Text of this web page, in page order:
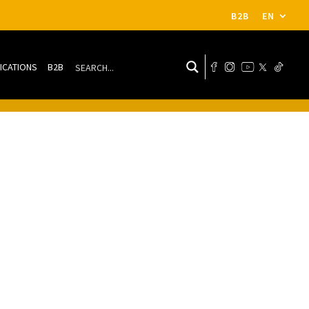
B2B EN
B2B